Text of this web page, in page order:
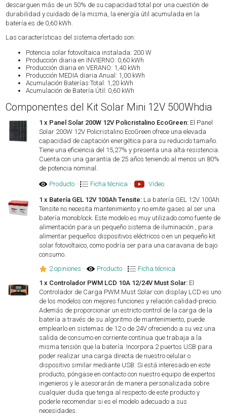
descarguen más de un 50% de su capacidad total por una cuestión de
durabilidad y cuidado de la misma, la energía útil acumulada en la
batería es de 0,60 kWh.
Las características del sistema ofertado son:
Potencia solar fotovoltaica instalada: 200 W
Producción diaria en INVIERNO: 0,60 kWh
Producción diaria en VERANO: 1,40 kWh
Producción MEDIA diaria Anual: 1,00 kWh
Acumulación Baterías Total: 1,20 kWh
Acumulación de Batería Útil: 0,60 kWh
Componentes del Kit Solar Mini 12V 500Whdia
1 x Panel Solar 200W 12V Policristalino EcoGreen: El Panel
Solar 200W 12V Policristalino EcoGreen ofrece una elevada
capacidad de captación energética para su reducido tamaño.
Tiene una eficiencia del 15,27% y presenta una alta resistencia.
Cuenta con una garantía de 25 años teniendo al menos un 80%
de potencia nominal.
Producto · Ficha técnica · Video
1 x Batería GEL 12V 100Ah Tensite: La batería GEL 12V 100Ah
Tensite no necesita mantenimiento y no emite gases al ser una
batería monoblock. Este modelo es muy utilizado como fuente de
alimentación para un pequeño sistema de iluminación , para
alimentar pequeños dispositivos eléctricos o en un pequeño kit
solar fotovoltaico, como podría ser para una caravana de bajo
consumo.
2 opiniones · Producto ·
Ficha técnica
1 x Controlador PWM LCD 10A 12/24V Must Solar: El
Controlador de Carga PWM Must Solar con display LCD es uno
de los modelos con mejores funciones y relación calidad-precio.
Además de proporcionar un estricto control de la carga de la
batería a través de su algoritmo de mantenimiento, puede
emplearlo en sistemas de 12 o de 24V ofreciendo a su vez una
salida de consumo en corriente continua que trabaja a la
misma tensión que la batería. Incorpora 2 puertos USB para
poder realizar una carga directa de nuestro celular o
dispositivo similar mediante USB. Si está interesado en este
producto, póngase en contacto con nuestro equipo de expertos
ingenieros y le asesorarán de manera personalizada sobre
cualquier duda que tenga al respecto de este producto y
poderle recomendar si es el modelo adecuado a sus
necesidades.